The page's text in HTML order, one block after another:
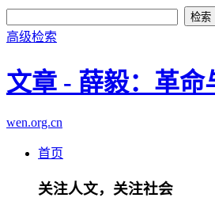
高级检索
文章 - 薛毅：革
wen.org.cn
首页
关注人文，关注社会